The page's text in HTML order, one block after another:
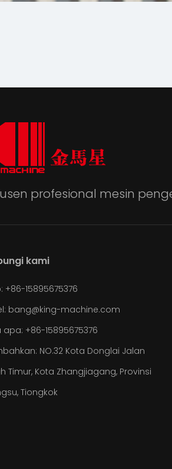
profesional mesin
kami
+86-15895675376
bang@king-machine.com
apa: +86-15895675376
NO.32 Kota Donglai Jalan
Timur, Kota Zhangjiagang, Provinsi
Tiongkok